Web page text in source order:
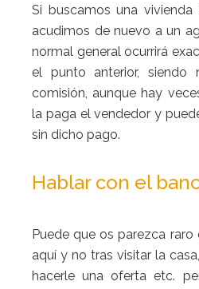
Si buscamos una
acudimos de nuevo a un
normal general ocurrirá
el punto anterior, siendo
comisión, aunque hay
la paga el vendedor y
sin dicho pago.
Hablar con el
Puede que os parezca
aquí y no tras visitar la
hacerle una oferta etc.